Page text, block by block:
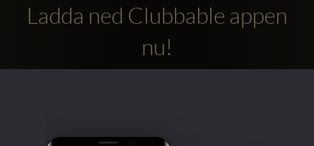
Ladda ned Clubbable appen
nu!